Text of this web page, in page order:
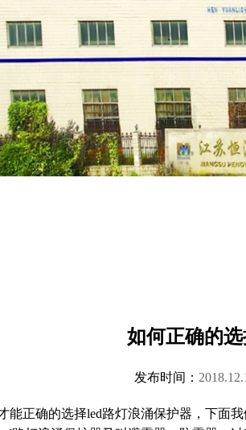
如何正确的
发布时间：
能正确的选择led路灯浪涌保护器，下面